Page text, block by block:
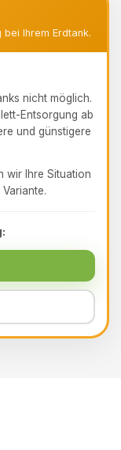
Ihrem Erdtank.
nicht möglich.
Entsorgung ab
und günstigere
wir Ihre Situation